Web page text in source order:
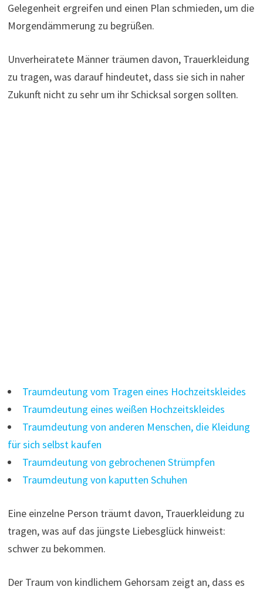
Gelegenheit ergreifen und einen Plan schmieden, um die
Morgendämmerung zu begrüßen.
Unverheiratete Männer träumen davon, Trauerkleidung
zu tragen, was darauf hindeutet, dass sie sich in naher
Zukunft nicht zu sehr um ihr Schicksal sorgen sollten.
Traumdeutung vom Tragen eines Hochzeitskleides
Traumdeutung eines weißen Hochzeitskleides
Traumdeutung von anderen Menschen, die Kleidung
für sich selbst kaufen
Traumdeutung von gebrochenen Strümpfen
Traumdeutung von kaputten Schuhen
Eine einzelne Person träumt davon, Trauerkleidung zu
tragen, was auf das jüngste Liebesglück hinweist:
schwer zu bekommen.
Der Traum von kindlichem Gehorsam zeigt an, dass es